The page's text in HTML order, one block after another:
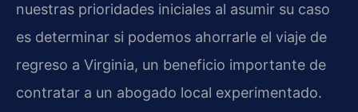
nuestras prioridades iniciales al asumir su caso
es determinar si podemos ahorrarle el viaje de
regreso a Virginia, un beneficio importante de
contratar a un abogado local experimentado.